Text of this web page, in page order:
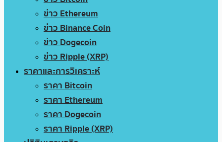
ข่าว Ethereum
ข่าว Binance Coin
ข่าว Dogecoin
ข่าว Ripple (XRP)
ราคาและการวิเคราะห์
ราคา Bitcoin
ราคา Ethereum
ราคา Dogecoin
ราคา Ripple (XRP)